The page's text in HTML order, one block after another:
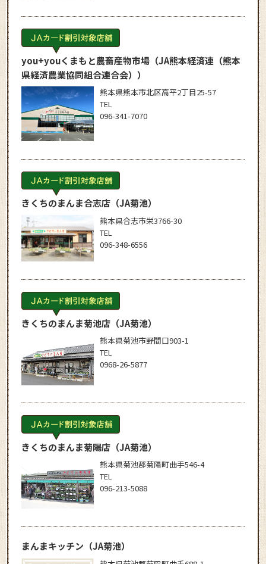
you+youくまもと農畜産物市場（JA熊本経済連（熊本
県経済農業協同組合連合会））
熊本県熊本市北区高平2丁目25-57
TEL
096-341-7070
きくちのまんま合志店（JA菊池）
熊本県合志市栄3766-30
TEL
096-348-6556
きくちのまんま菊池店（JA菊池）
熊本県菊池市野間口903-1
TEL
0968-26-5877
きくちのまんま菊陽店（JA菊池）
熊本県菊池郡菊陽町曲手546-4
TEL
096-213-5088
まんまキッチン （JA菊池）